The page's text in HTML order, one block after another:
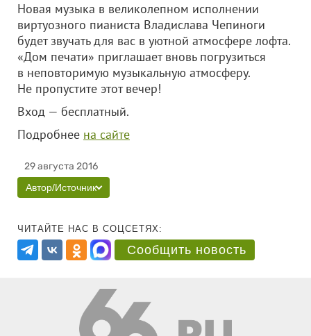
Новая музыка в великолепном исполнении
виртуозного пианиста Владислава Чепиноги
будет звучать для вас в уютной атмосфере лофта.
«Дом печати» приглашает вновь погрузиться
в неповторимую музыкальную атмосферу.
Не пропустите этот вечер!
Вход — бесплатный.
Подробнее на сайте
29 августа 2016
Автор/Источник
ЧИТАЙТЕ НАС В СОЦСЕТЯХ:
Сообщить новость